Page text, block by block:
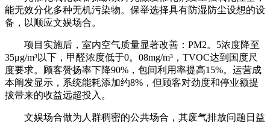
能无效分化多种无机污染物。保举选择具有防湿防尘设想的设
备，以顺应文娱场合。
项目实施后，室内空气质量显著改善：PM2。5浓度降至
35μg/m³以下，甲醛浓度低于0。08mg/m³，TVOC达到国度尺
度要求。顾客赞扬率下降90%，包间利用率提高15%。运营成
本阐发显示，系统能耗添加约8%，但顾客对劲度和停业额提
拔带来的收益远超投入。
文娱场合做为人群稠密的公共场合，其废气排放问题日益